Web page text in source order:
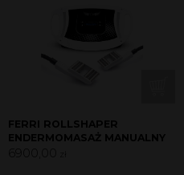
FERRI ROLLSHAPER
ENDERMOMASAŻ MANUALNY
zł